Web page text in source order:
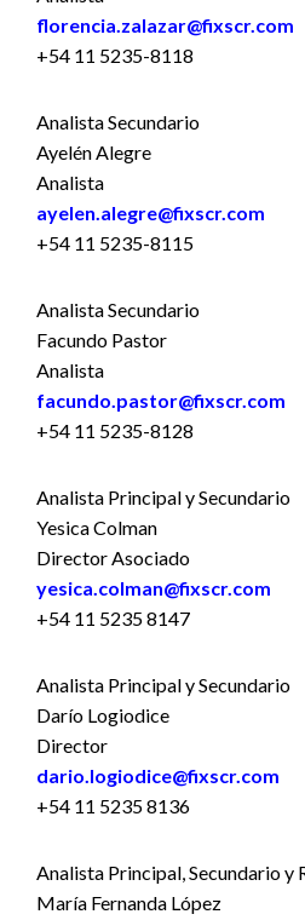
florencia.zalazar@fixscr.com
+54 11 5235-8118
Analista Secundario
Ayelén Alegre
Analista
ayelen.alegre@fixscr.com
+54 11 5235-8115
Analista Secundario
Facundo Pastor
Analista
facundo.pastor@fixscr.com
+54 11 5235-8128
Analista Principal y Secundario
Yesica Colman
Director Asociado
yesica.colman@fixscr.com
+54 11 5235 8147
Analista Principal y Secundario
Darío Logiodice
Director
dario.logiodice@fixscr.com
+54 11 5235 8136
Analista Principal, Secundario y
María Fernanda López